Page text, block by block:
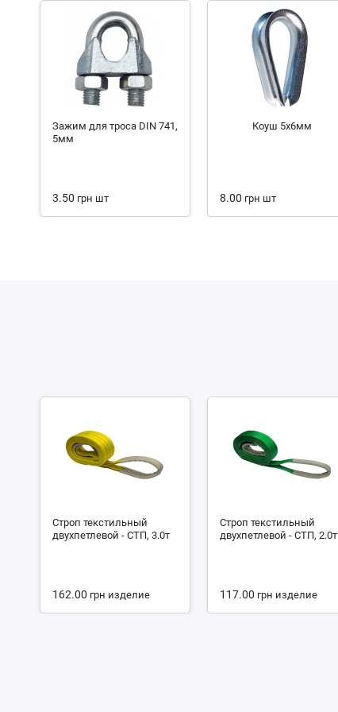
Зажим для троса DIN 741,
5мм
3.50 грн шт
Коуш 5х6мм
8.00 грн шт
Строп текстильный
двухпетлевой - СТП, 3.0т
162.00 грн изделие
Строп текстильный
двухпетлевой - СТП, 2.0т
117.00 грн изделие